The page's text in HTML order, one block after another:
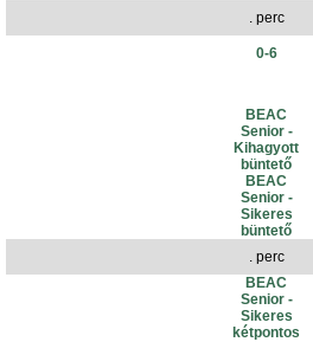
. perc
0-6
BEAC
Senior -
Kihagyott
büntető
BEAC
Senior -
Sikeres
büntető
. perc
BEAC
Senior -
Sikeres
kétpontos